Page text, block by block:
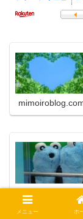
メニュー ホ